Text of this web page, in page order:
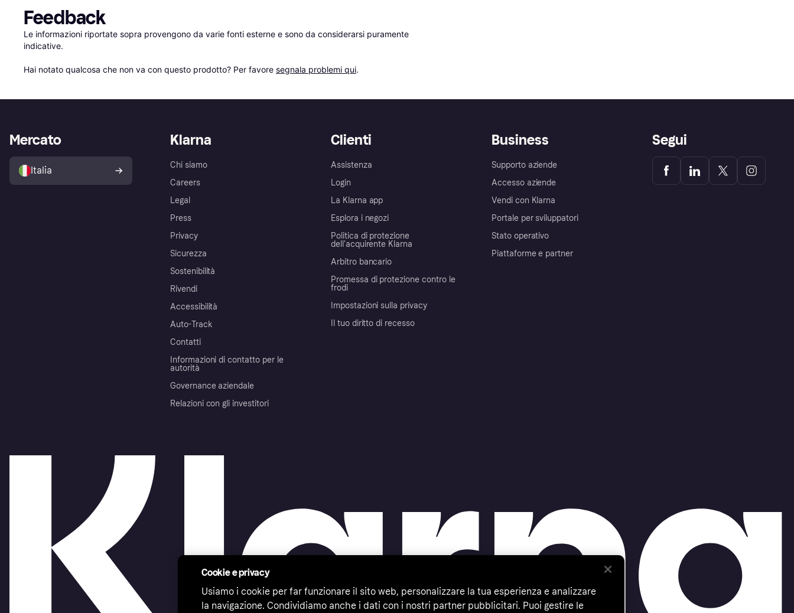
Feedback
Le informazioni riportate sopra provengono da varie fonti esterne e sono da considerarsi puramente
indicative.
Hai notato qualcosa che non va con questo prodotto? Per favore segnala problemi qui.
Klarna
Chi siamo
Careers
Legal
Press
Privacy
Sicurezza
Sostenibilità
Rivendi
Accessibilità
Auto-Track
Contatti
Informazioni di contatto per le
autorità
Governance aziendale
Relazioni con gli investitori
Clienti
Assistenza
Login
La Klarna app
Esplora i negozi
Politica di protezione
dell'acquirente Klarna
Arbitro bancario
Promessa di protezione contro le
frodi
Impostazioni sulla privacy
Il tuo diritto di recesso
Business
Supporto aziende
Accesso aziende
Vendi con Klarna
Portale per sviluppatori
Stato operativo
Piattaforme e partner
Mercato
Italia
Segui
Cookie e privacy
Usiamo i cookie per far funzionare il sito web, personalizzare la tua esperienza e analizzare
la navigazione. Condividiamo anche i dati con i nostri partner pubblicitari. Puoi gestire le